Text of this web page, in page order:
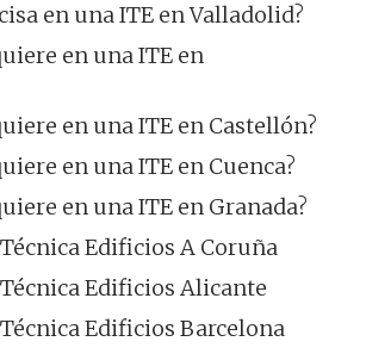
en una ITE en Valladolid?
en una ITE en
en una ITE en Castellón?
en una ITE en Cuenca?
en una ITE en Granada?
Edificios A Coruña
Edificios Alicante
Edificios Barcelona